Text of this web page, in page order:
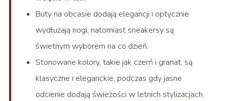
Buty na obcasie dodają elegancji i optycznie
wydłużają nogi, natomiast sneakersy są
świetnym wyborem na co dzień.
Stonowane kolory, takie jak czerń i granat, są
klasyczne i eleganckie, podczas gdy jasne
odcienie dodają świeżości w letnich stylizacjach.